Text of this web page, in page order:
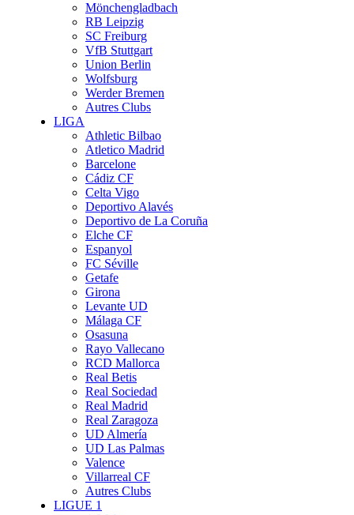
Mönchengladbach
RB Leipzig
SC Freiburg
VfB Stuttgart
Union Berlin
Wolfsburg
Werder Bremen
Autres Clubs
LIGA
Athletic Bilbao
Atletico Madrid
Barcelone
Cádiz CF
Celta Vigo
Deportivo Alavés
Deportivo de La Coruña
Elche CF
Espanyol
FC Séville
Getafe
Girona
Levante UD
Málaga CF
Osasuna
Rayo Vallecano
RCD Mallorca
Real Betis
Real Sociedad
Real Madrid
Real Zaragoza
UD Almería
UD Las Palmas
Valence
Villarreal CF
Autres Clubs
LIGUE 1